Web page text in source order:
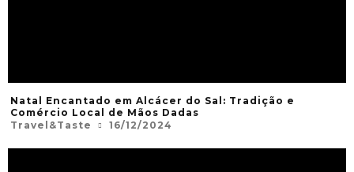
Natal Encantado em Alcácer do Sal: Tradição e
Comércio Local de Mãos Dadas
Travel&Taste
16/12/2024